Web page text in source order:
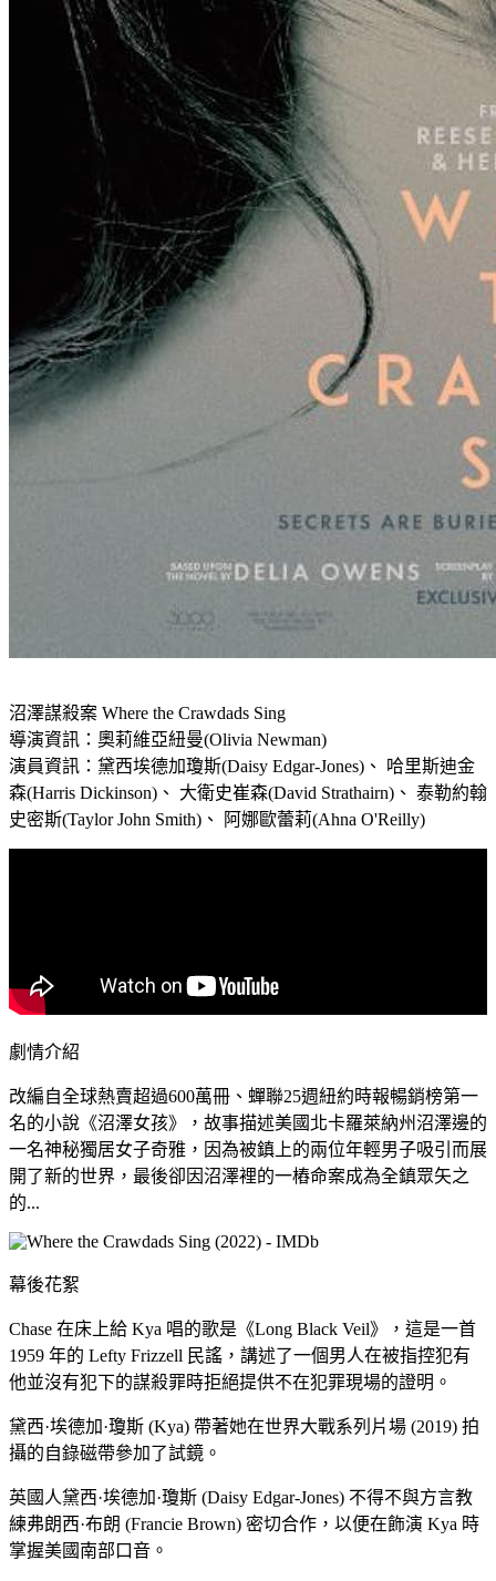
沼澤謀殺案 Where the Crawdads Sing
導演資訊：奧莉維亞紐曼(Olivia Newman)
演員資訊：黛西埃德加瓊斯(Daisy Edgar-Jones)、 哈里斯迪金
森(Harris Dickinson)、 大衛史崔森(David Strathairn)、 泰勒約翰
史密斯(Taylor John Smith)、 阿娜歐蕾莉(Ahna O'Reilly)
劇情介紹
改編自全球熱賣超過600萬冊、蟬聯25週紐約時報暢銷榜第一
名的小說《沼澤女孩》，故事描述美國北卡羅萊納州沼澤邊的
一名神秘獨居女子奇雅，因為被鎮上的兩位年輕男子吸引而展
開了新的世界，最後卻因沼澤裡的一樁命案成為全鎮眾矢之
的...
幕後花絮
Chase 在床上給 Kya 唱的歌是《Long Black Veil》，這是一首
1959 年的 Lefty Frizzell 民謠，講述了一個男人在被指控犯有
他並沒有犯下的謀殺罪時拒絕提供不在犯罪現場的證明。
黛西·埃德加·瓊斯 (Kya) 帶著她在世界大戰系列片場 (2019) 拍
攝的自錄磁帶參加了試鏡。
英國人黛西·埃德加·瓊斯 (Daisy Edgar-Jones) 不得不與方言教
練弗朗西·布朗 (Francie Brown) 密切合作，以便在飾演 Kya 時
掌握美國南部口音。